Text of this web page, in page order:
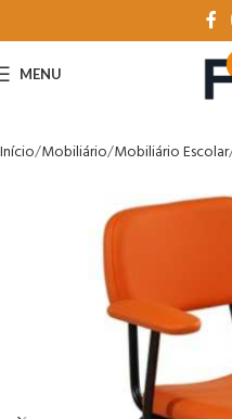
MENU
Início Mobiliário Mobiliário Escolar